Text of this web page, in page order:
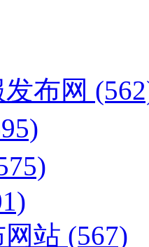
布网
站 (567)